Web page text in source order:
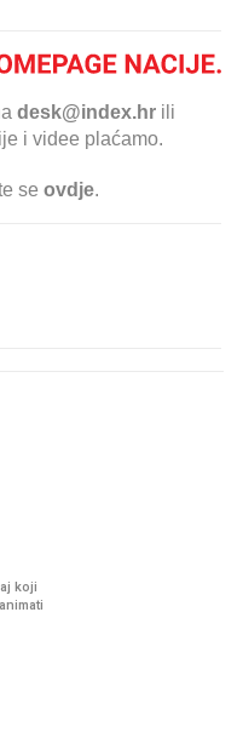
desk@index.hr ili
i videe plaćamo.
se ovdje.